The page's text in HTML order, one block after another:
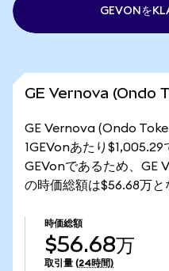
GEVONを
GE Vernova (Ondo
GE Vernova (Ondo
1GEVonあたり
GEVonであるため、GE
の時価総額は$56.68万と
時価総額
$56.68万
取引量 (24時間)